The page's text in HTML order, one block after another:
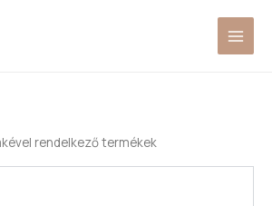
rendelkező termékek